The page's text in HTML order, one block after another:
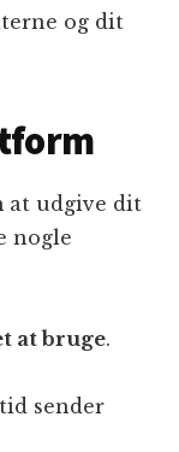
og dit
at udgive dit
nogle
at bruge.
sender